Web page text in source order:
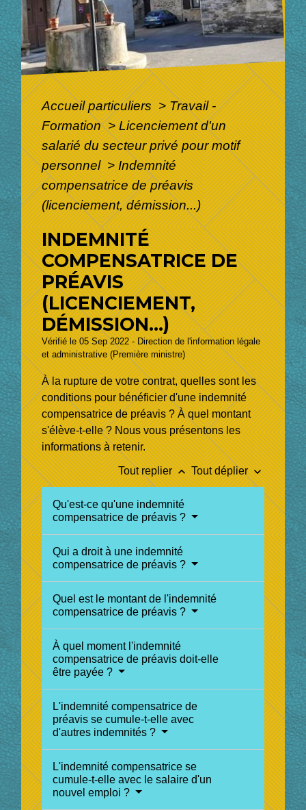
Accueil particuliers> Travail -
Formation> Licenciement d'un
salarié du secteur privé pour motif
personnel> Indemnité
compensatrice de préavis
(licenciement, démission...)
INDEMNITÉ
COMPENSATRICE DE
PRÉAVIS
(LICENCIEMENT,
DÉMISSION...)
Vérifié le 05 Sep 2022 - Direction de l'information légale
et administrative (Première ministre)
À la rupture de votre contrat, quelles sont les
conditions pour bénéficier d'une indemnité
compensatrice de préavis ? À quel montant
s'élève-t-elle ? Nous vous présentons les
informations à retenir.
Tout replierkeyboard_arrow_up Tout déplierkeyboard_arrow_down
Qu'est-ce qu'une indemnité
compensatrice de préavis ?
Qui a droit à une indemnité
compensatrice de préavis ?
Quel est le montant de l'indemnité
compensatrice de préavis ?
À quel moment l'indemnité
compensatrice de préavis doit-elle
être payée ?
L'indemnité compensatrice de
préavis se cumule-t-elle avec
d'autres indemnités ?
L'indemnité compensatrice se
cumule-t-elle avec le salaire d'un
nouvel emploi ?